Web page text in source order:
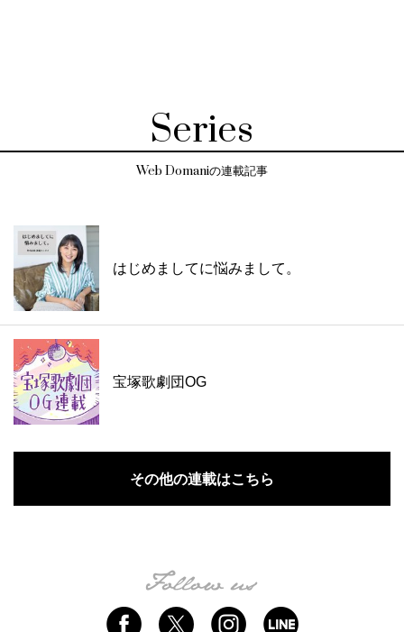
Series
Web Domaniの連載記事
はじめましてに悩みまして。
宝塚歌劇団OG
その他の連載はこちら